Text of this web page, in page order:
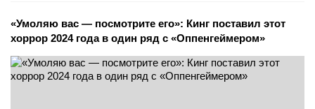
«Умоляю вас — посмотрите его»: Кинг поставил этот
хоррор 2024 года в один ряд с «Оппенгеймером»